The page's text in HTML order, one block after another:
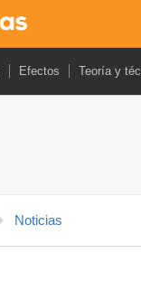
Efectos Teoría y
Noticias